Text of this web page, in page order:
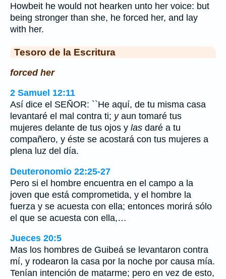
Howbeit he would not hearken unto her voice: but
being stronger than she, he forced her, and lay
with her.
Tesoro de la Escritura
forced her
2 Samuel 12:11
Así dice el SEÑOR: ``He aquí, de tu misma casa
levantaré el mal contra ti; yaun tomaré tus
mujeres delante de tus ojos y las daré a tu
compañero, y éste se acostará con tus mujeres a
plena luz del día.
Deuteronomio 22:25-27
Pero si el hombre encuentra en el campo a la
joven que está comprometida, y el hombre la
fuerza y se acuesta con ella; entonces morirá sólo
el que se acuesta con ella,…
Jueces 20:5
Mas los hombres de Guibeá se levantaron contra
mí, y rodearon la casa por la noche por causa mía.
Tenían intención de matarme; pero en vez de esto,